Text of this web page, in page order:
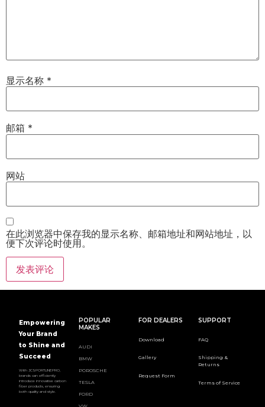
显示名称 *
邮箱 *
网站
在此浏览器中保存我的显示名称、邮箱地址和网站地址，以
便下次评论时使用。
Empowering
Your Brand
to Shine and
Succeed
With JCSPORTLINEPRO,
brands can efficiently
introduce innovative carbon
fiber products, ensuring
both quality and style.
POPULAR
MAKES
AUDI
BMW
POROSCHE
TESLA
FORD
FOR DEALERS
Download
Gallery
Request Form
SUPPORT
FAQ
Shipping &
Returns
Terms of Service